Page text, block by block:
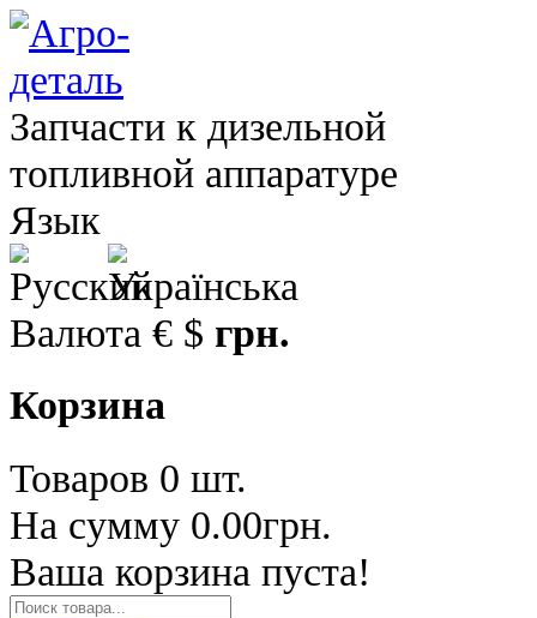
Запчасти к дизельной
топливной аппаратуре
Язык
Валюта € $ грн.
Корзина
Товаров 0 шт.
На сумму 0.00грн.
Ваша корзина пуста!